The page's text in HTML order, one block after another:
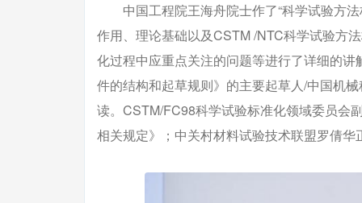
中国工程院王海舟院士作了“科学试验方法
作用、理论基础以及CSTM /NTC科学试验方
化过程中应重点关注的问题等进行了详细的
件的结构和起草规则》的主要起草人/中国机
读。CSTM/FC98科学试验标准化领域委员会
相关规定》；中关村材料试验技术联盟罗倩华